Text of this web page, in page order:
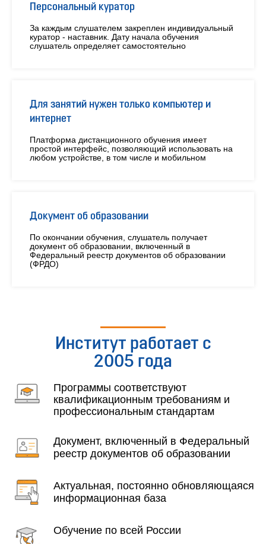
Персональный куратор
За каждым слушателем закреплен индивидуальный
куратор - наставник. Дату начала обучения
слушатель определяет самостоятельно
Для занятий нужен только компьютер и
интернет
Платформа дистанционного обучения имеет
простой интерфейс, позволяющий использовать на
любом устройстве, в том числе и мобильном
Документ об образовании
По окончании обучения, слушатель получает
документ об образовании, включенный в
Федеральный реестр документов об образовании
(ФРДО)
Институт работает с
2005 года
Программы соответствуют
квалификационным требованиям и
профессиональным стандартам
Документ, включенный в Федеральный
реестр документов об образовании
Актуальная, постоянно обновляющаяся
информационная база
Обучение по всей России